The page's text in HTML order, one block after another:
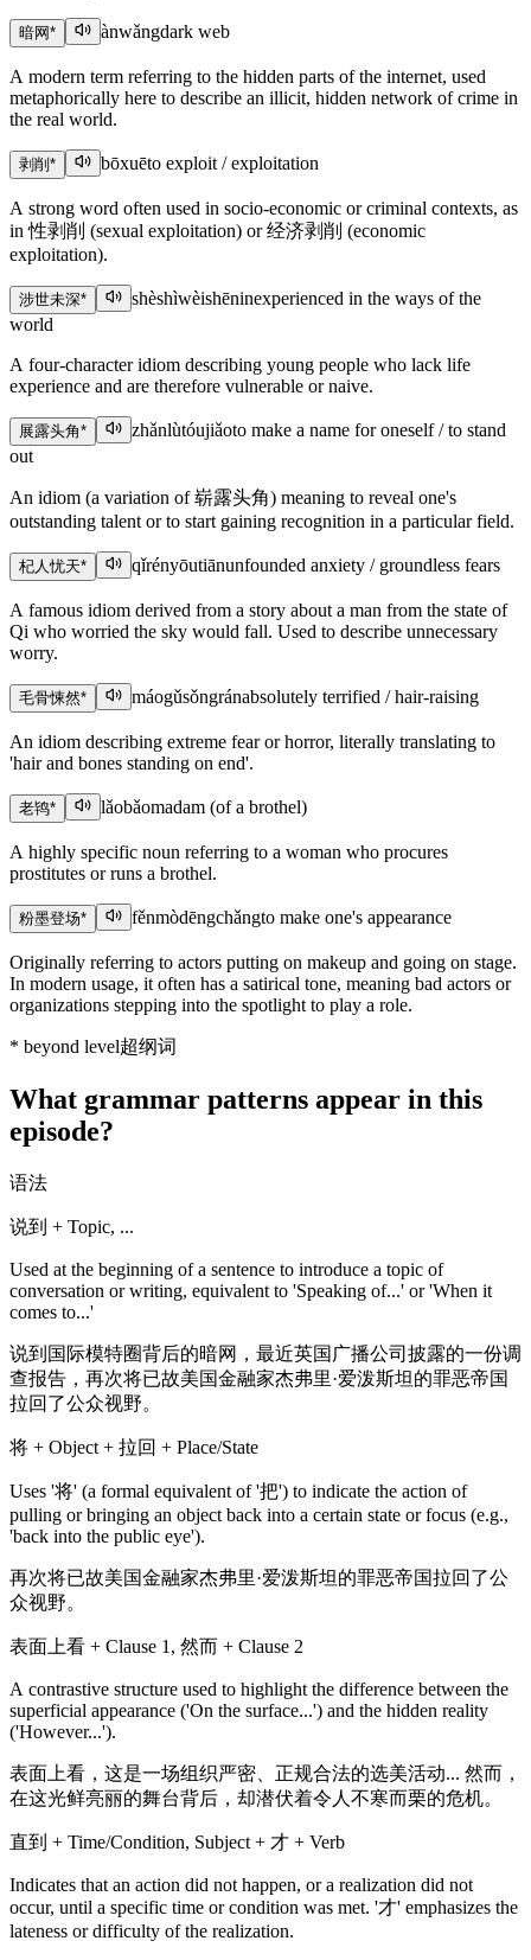
暗网* ànwǎngdark web
A modern term referring to the hidden parts of the internet, used
metaphorically here to describe an illicit, hidden network of crime in
the real world.
剥削 * bōxuēto exploit / exploitation
A strong word often used in socio-economic or criminal contexts, as
in 性剥削 (sexual exploitation) or 经济剥削 (economic
exploitation).
涉世未深* shèshìwèishēninexperienced in the ways of the
world
A four-character idiom describing young people who lack life
experience and are therefore vulnerable or naive.
展露头角* zhǎnlùtóujiǎoto make a name for oneself / to stand
out
An idiom (a variation of 崭露头角) meaning to reveal one's
outstanding talent or to start gaining recognition in a particular field.
杞人忧天* qǐrényōutiānunfounded anxiety / groundless fears
A famous idiom derived from a story about a man from the state of
Qi who worried the sky would fall. Used to describe unnecessary
worry.
毛骨悚然* máogǔsǒngránabsolutely terrified / hair-raising
An idiom describing extreme fear or horror, literally translating to
'hair and bones standing on end'.
老鸨* lǎobǎomadam (of a brothel)
A highly specific noun referring to a woman who procures
prostitutes or runs a brothel.
粉墨登场* fěnmòdēngchǎngto make one's appearance
Originally referring to actors putting on makeup and going on stage.
In modern usage, it often has a satirical tone, meaning bad actors or
organizations stepping into the spotlight to play a role.
* beyond level超纲词
What grammar patterns appear in this
episode?
语法
说到 + Topic, ...
Used at the beginning of a sentence to introduce a topic of
conversation or writing, equivalent to 'Speaking of...' or 'When it
comes to...'
说到国际模特圈背后的暗网，最近英国广播公司披露的一份调
查报告，再次将已故美国金融家杰弗里·爱泼斯坦的罪恶帝国
拉回了公众视野。
将 + Object + 拉回 + Place/State
Uses '将' (a formal equivalent of '把') to indicate the action of
pulling or bringing an object back into a certain state or focus (e.g.,
'back into the public eye').
再次将已故美国金融家杰弗里·爱泼斯坦的罪恶帝国拉回了公
众视野。
表面上看 + Clause 1, 然而 + Clause 2
A contrastive structure used to highlight the difference between the
superficial appearance ('On the surface...') and the hidden reality
('However...').
表面上看，这是一场组织严密、正规合法的选美活动... 然而，
在这光鲜亮丽的舞台背后，却潜伏着令人不寒而栗的危机。
直到 + Time/Condition, Subject + 才 + Verb
Indicates that an action did not happen, or a realization did not
occur, until a specific time or condition was met. '才' emphasizes the
lateness or difficulty of the realization.